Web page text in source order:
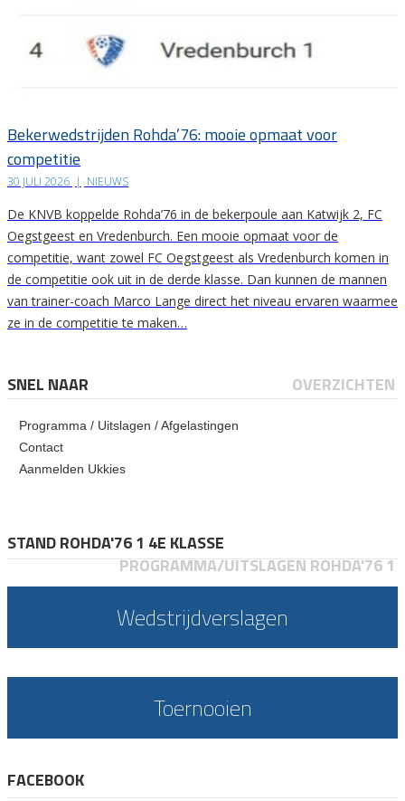
Bekerwedstrijden Rohda’76: mooie opmaat voor
competitie
30 JULI 2026 | NIEUWS
De KNVB koppelde Rohda’76 in de bekerpoule aan Katwijk 2, FC
Oegstgeest en Vredenburch. Een mooie opmaat voor de
competitie, want zowel FC Oegstgeest als Vredenburch komen in
de competitie ook uit in de derde klasse. Dan kunnen de mannen
van trainer-coach Marco Lange direct het niveau ervaren waarmee
ze in de competitie te maken…
SNEL NAAR OVERZICHTEN
Programma / Uitslagen / Afgelastingen
Contact
Aanmelden Ukkies
STAND ROHDA'76 1 4E KLASSE
PROGRAMMA/UITSLAGEN ROHDA'76 1
Wedstrijdverslagen
Toernooien
FACEBOOK